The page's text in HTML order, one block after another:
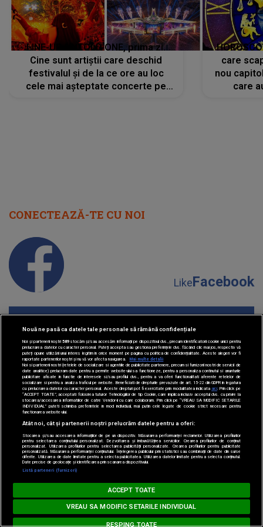
LINE-UP UNTOLD ONE, prima zi.
Cine sunt artiștii care deschid
festivalul și de la ce ore au loc
cele mai așteptate concerte pe
care
nou
care
CONECTEAZĂ-TE CU NOI
LikeFacebook
FollowInstagram
SubscribeYouTube
WatchTikTok
Loading...
KATY PERRY - Dark Horse
Nouă ne pasă ca datele tale personale să rămână confidențiale
Noi și partenerii noștri589stocăm și/sau accesăm informații pe dispozitivul dvs., precum identificatorii cookie unici pentru
prelucrarea datelor cu caracter personal. Puteți accepta sau gestiona preferințele dvs. făcând clic mai jos, respectiv vă
puteți opune utilizării unui interes legitim în orice moment pe pagina cu politica de confidențialitate. Aceste alegeri vor fi
raportate partenerilor noștri și nu vă vor afecta navigarea.
Mai multe detalii
Noi si partenerii nostri (retelele de socializare si agentiile de publicitate partenere, precum si furnizorii nostri de servicii de
date analitice) prelucram date pentru a permite website-ului sa functioneze, pentru a personaliza continutul si anunturile
publicitare afisate in functie de interesele si/sau profilul dvs., pentru a va oferi functionalitati aferente retelelor de
socializare si pentru a analiza traficul pe website. Beneficiati de drepturile prevazute de art. 15-22 din GDPR in legatura
cu prelucrarea datelor cu caracter personal. Aceste drepturi pot fi exercitate prin modalitatea indicataaici . Prin click pe
“ACCEPT TOATE”, acceptati folosirea tuturor Tehnologiilor de tip Cookie, care implica inclusiv acceptul dvs. cu privire la
stocarea/accesarea informatiilor de catre Vendor-ii cu care colaboram. Prin click pe “VREAU SA MODIFIC SETARILE
INDIVIDUAL” puteti schimba preferintele in mod individual, mai putin cele legate de cookie strict necesare pentru
functionarea website-ului.
Atât noi, cât și partenerii noștri prelucrăm datele pentru a oferi:
Stocarea și/sau accesarea informațiilor de pe un dispozitiv. Măsurarea performanței reclamelor. Utilizarea profilurilor
pentru selectarea conținutului personalizat. Dezvoltarea și îmbunătățirea serviciilor. Crearea profilurilor de conținut
personalizat. Utilizarea profilurilor pentru selectarea publicității personalizate. Crearea profilurilor pentru publicitate
personalizată. Măsurarea performanței conținutului. Înțelegerea publicului prin statistici sau combinații de date din surse
diferite. Utilizarea de date limitate pentru a selecta publicitatea. Utilizarea datelor limitate pentru a selecta conținutul.
Date precise de geolocație și identificarea prin scanarea dispozitivului.
Listă parteneri (furnizori)
ACCEPT TOATE
RESPING TOATE
VREAU SA MODIFIC SETARILE INDIVIDUAL